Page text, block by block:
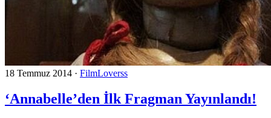
18 Temmuz 2014 · FilmLoverss
‘Annabelle’den İlk Fragman Yayınlandı!